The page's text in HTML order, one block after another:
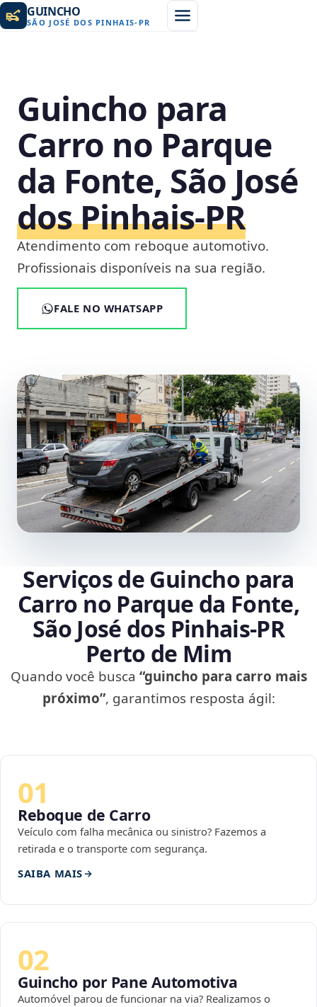
GUINCHO
SÃO JOSÉ DOS PINHAIS- PR
Guincho para
Carro no Parque
da Fonte, São José
dos Pinhais‑PR
Atendimento com reboque automotivo.
Profissionais disponíveis na sua região.
FALE NO WHATSAPP
Serviços de Guincho para
Carro no Parque da Fonte,
São José dos Pinhais‑PR
Perto de Mim
Quando você busca “guincho para carro mais
próximo”, garantimos resposta ágil:
01
Reboque de Carro
Veículo com falha mecânica ou sinistro? Fazemos a
retirada e o transporte com segurança.
SAIBA MAIS
02
Guincho por Pane Automotiva
Automóvel parou de funcionar na via? Realizamos o